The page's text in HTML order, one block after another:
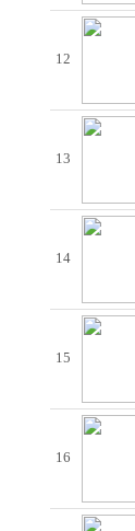
12
13
14
15
16